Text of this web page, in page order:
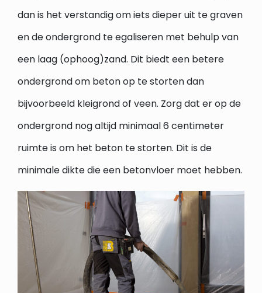
dan is het verstandig om iets dieper uit te graven
en de ondergrond te egaliseren met behulp van
een laag (ophoog)zand. Dit biedt een betere
ondergrond om beton op te storten dan
bijvoorbeeld kleigrond of veen. Zorg dat er op de
ondergrond nog altijd minimaal 6 centimeter
ruimte is om het beton te storten. Dit is de
minimale dikte die een betonvloer moet hebben.